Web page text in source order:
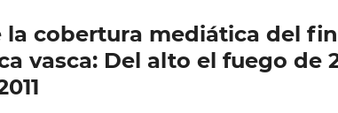
la cobertura mediática del fin
vasca: Del alto el fuego de